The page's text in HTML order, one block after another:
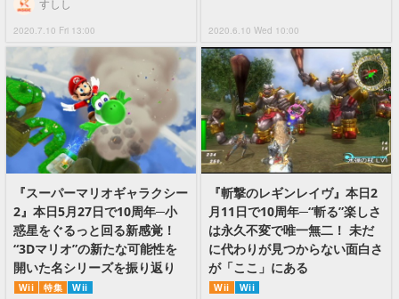
2020.7.10 Fri 13:00
すしし
2020.6.10 Wed 10:00
『スーパーマリオギャラクシー
2』本日5月27日で10周年─小
惑星をぐるっと回る新感覚！
“3Dマリオ”の新たな可能性を
開いた名シリーズを振り返り
Wii 特集 Wii
『斬撃のレギンレイヴ』本日2
月11日で10周年─“斬る”楽しさ
は永久不変で唯一無二！ 未だ
に代わりが見つからない面白さ
が「ここ」にある
Wii Wii